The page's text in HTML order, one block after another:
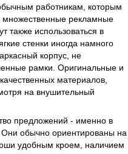
работникам, которым
множественные рекламные
также использоваться в
стенки иногда намного
корпус, не
рамки. Оригинальные и
материалов,
на внушительный
предложений - именно в
Они обычно ориентированы на
удобным кроем, наличием